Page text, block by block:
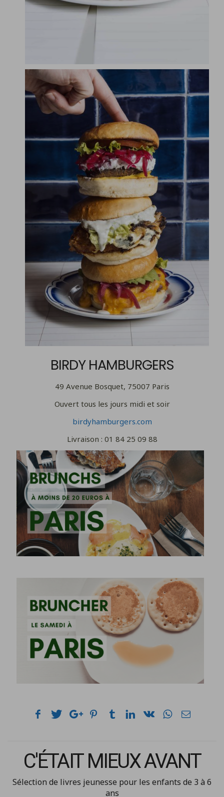
BIRDY HAMBURGERS
49 Avenue Bosquet, 75007 Paris
Ouvert tous les jours midi et soir
birdyhamburgers.com
Livraison : 01 84 25 09 88
C'ÉTAIT MIEUX AVANT
Sélection de livres jeunesse pour les enfants de 3 à 6
ans